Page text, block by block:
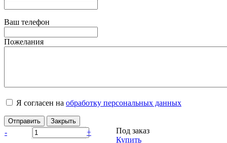
Ваш телефон
Пожелания
Я согласен на обработку персональных данных
Отправить Закрыть
- +
Под заказ
Купить